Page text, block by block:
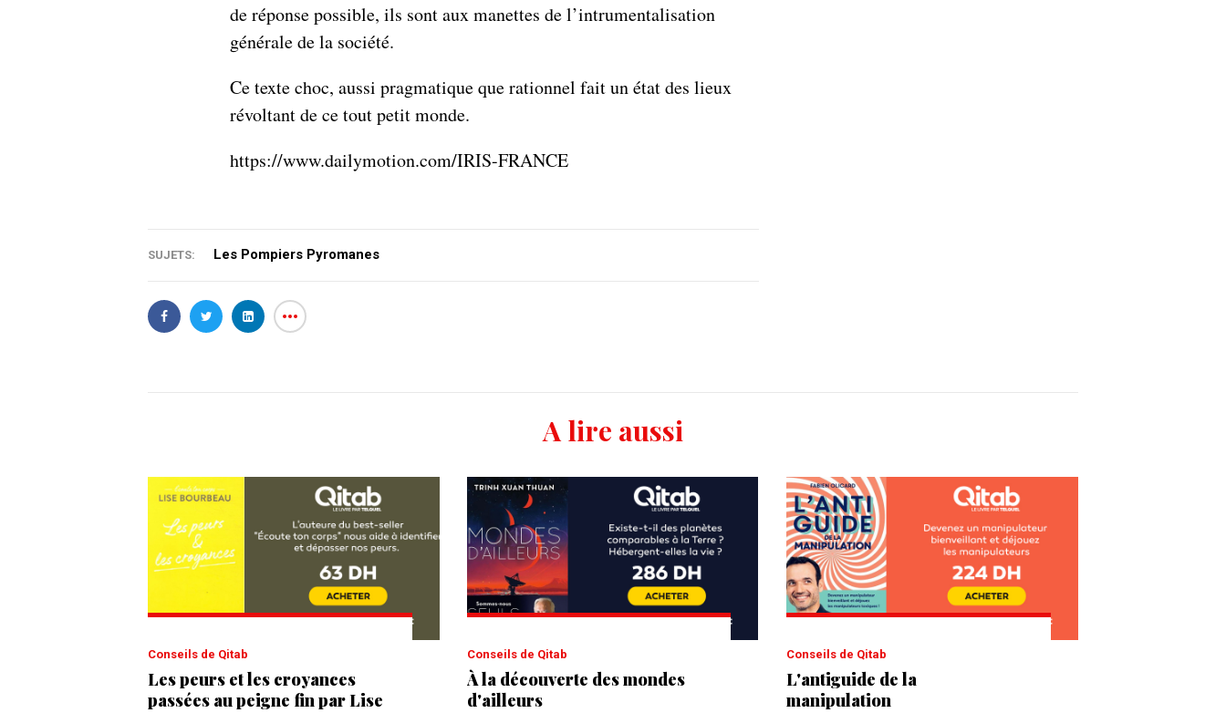
de réponse possible, ils sont aux manettes de l’intrumentalisation
générale de la société.
Ce texte choc, aussi pragmatique que rationnel fait un état des lieux
révoltant de ce tout petit monde.
https://www.dailymotion.com/IRIS-FRANCE
SUJETS: Les Pompiers Pyromanes
A lire aussi
Conseils de Qitab
Les peurs et les croyances
passées au peigne fin par Lise
Conseils de Qitab
À la découverte des mondes
d'ailleurs
Conseils de Qitab
L'antiguide de la
manipulation